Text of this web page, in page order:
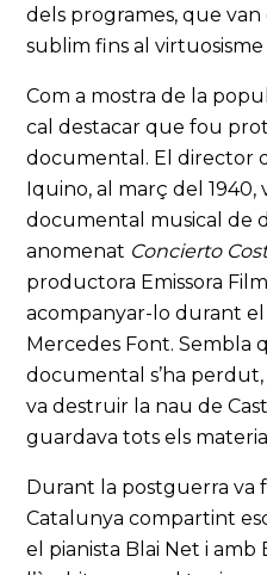
dels programes, que van
sublim fins al
Com a mostra de la
cal destacar que fou
documental. El director
Iquino, al març del 1940,
documental musical de
anomenat Concierto
productora Emissora
acompanyar-lo durant
Mercedes Font. Sembla
documental s’ha
va destruir la nau de
guardava tots els
Durant la postguerra va
Catalunya compartint
el pianista Blai Net i amb